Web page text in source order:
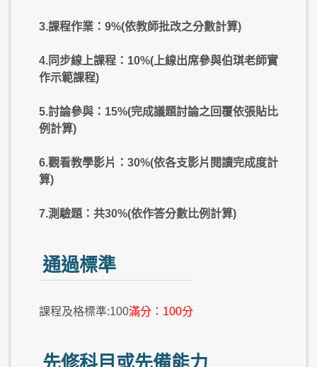
3.課程作業：9%(依教師批改之分數計算)
4.同步線上課程：10%(上線出席參與伯琪老師實
作示範課程)
5.討論參與：15%(完成議題討論之回覆依張貼比
例計算)
6.觀看教學影片：30%(依各支影片閱讀完成度計
算)
7.測驗題：共30%(依作答分數比例計算)
通過標準
課程及格標準:100滿分：100分